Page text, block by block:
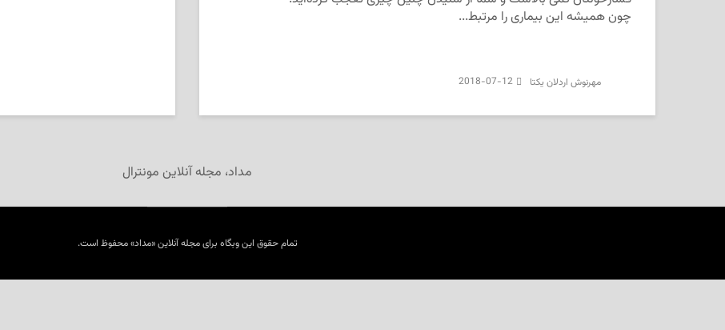
چون همیشه این بیماری را مرتبط...
‌‌ مهرنوش اردلان یکتا 2018-07-12
مداد، مجله آنلاین مونترال
تمام حقوق این وبگاه برای مجله آنلاین «مداد» محفوظ است.